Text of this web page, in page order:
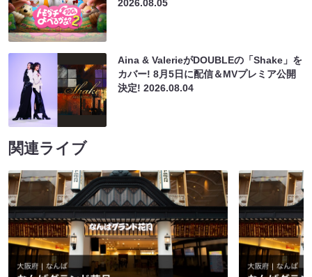
2026.08.05
Aina & ValerieがDOUBLEの「Shake」を
カバー! 8月5日に配信＆MVプレミア公開
決定!2026.08.04
関連ライブ